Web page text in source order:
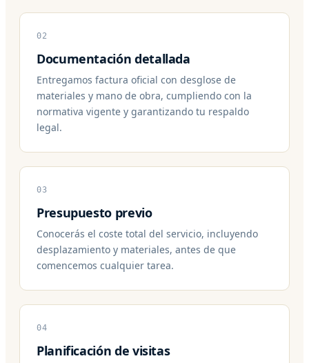
02
Documentación detallada
Entregamos factura oficial con desglose de
materiales y mano de obra, cumpliendo con la
normativa vigente y garantizando tu respaldo
legal.
03
Presupuesto previo
Conocerás el coste total del servicio, incluyendo
desplazamiento y materiales, antes de que
comencemos cualquier tarea.
04
Planificación de visitas